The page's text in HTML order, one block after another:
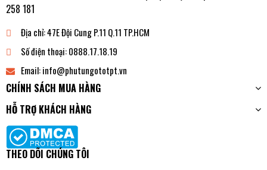
258 181
Địa chỉ:47E Đội Cung P.11 Q.11 TP.HCM
Số điện thoại:0888.17.18.19
Email:info@phutungototpt.vn
CHÍNH SÁCH MUA HÀNG
HỖ TRỢ KHÁCH HÀNG
THEO DÕI CHÚNG TÔI